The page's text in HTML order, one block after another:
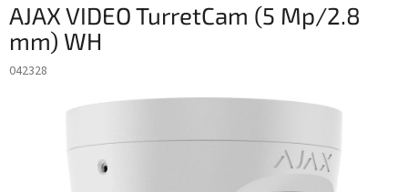
AJAX VIDEO TurretCam (5 Mp/2.8
mm) WH
042328